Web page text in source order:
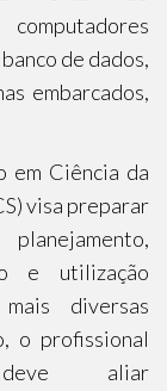
de dados,
embarcados,
em Ciência da
visa preparar
e utilização
diversas
o profissional
aliar